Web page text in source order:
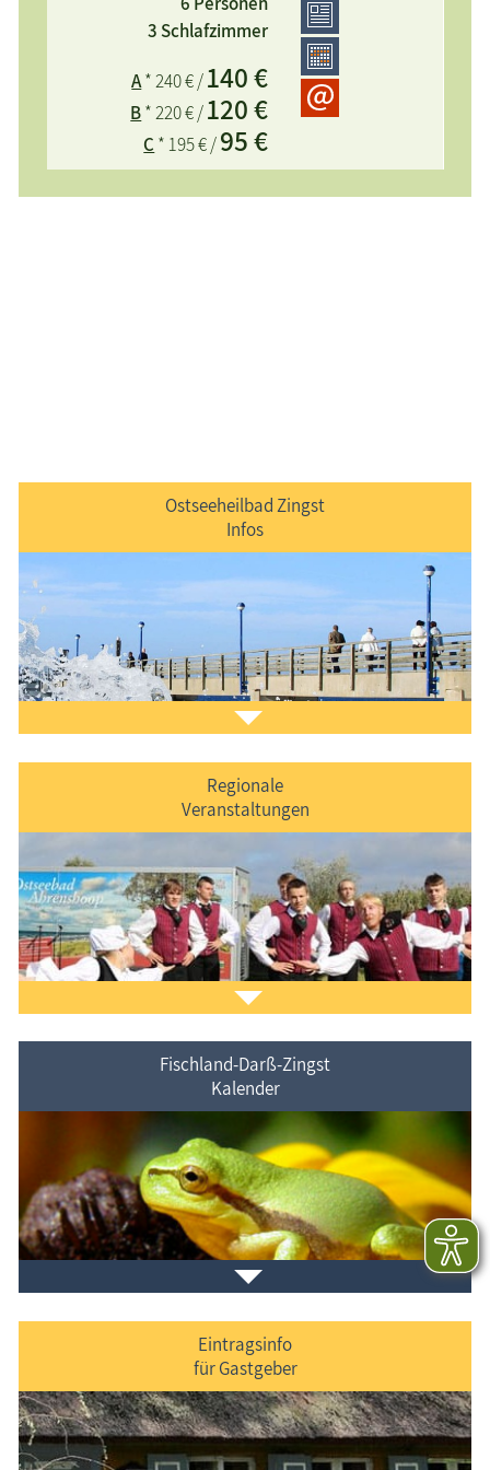
komfortables, im Landhausstil
eingerichtetes Ferienhaus, auf einem idyllischen
3800 m² Naturgrundstück in ruhiger Lage, viel Platz
zum Spielen + Toben
3 Schlafzimmer
A* 240 € /140 €
B* 220 € /120 €
C * 195 € /95 €
Ostseeheilbad Zingst
Infos
Der Ferienort "kurz & bündig" vorgestellt.
Regionale
Veranstaltungen
Veranstaltungen im Ferienort und in der Umgebung.
Fischland-Darß-Zingst
Kalender
Eintragsinfo
für Gastgeber